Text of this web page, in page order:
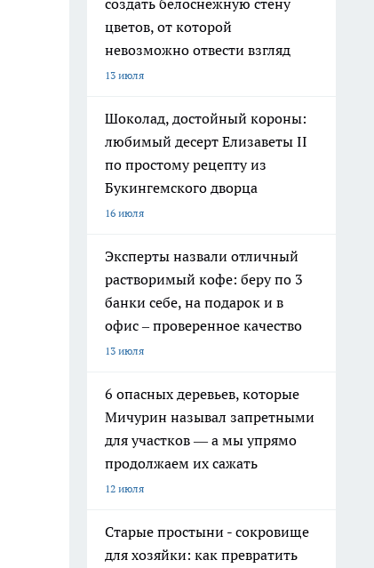
создать белоснежную стену
цветов, от которой
невозможно отвести взгляд
13 июля
Шоколад, достойный короны:
любимый десерт Елизаветы II
по простому рецепту из
Букингемского дворца
16 июля
Эксперты назвали отличный
растворимый кофе: беру по 3
банки себе, на подарок и в
офис – проверенное качество
13 июля
6 опасных деревьев, которые
Мичурин называл запретными
для участков — а мы упрямо
продолжаем их сажать
12 июля
Старые простыни - сокровище
для хозяйки: как превратить